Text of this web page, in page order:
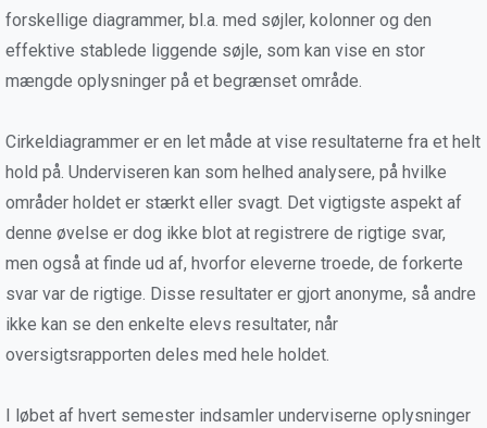
forskellige diagrammer, bl.a. med søjler, kolonner og den
effektive stablede liggende søjle, som kan vise en stor
mængde oplysninger på et begrænset område.
Cirkeldiagrammer er en let måde at vise resultaterne fra et helt
hold på. Underviseren kan som helhed analysere, på hvilke
områder holdet er stærkt eller svagt. Det vigtigste aspekt af
denne øvelse er dog ikke blot at registrere de rigtige svar,
men også at finde ud af, hvorfor eleverne troede, de forkerte
svar var de rigtige. Disse resultater er gjort anonyme, så andre
ikke kan se den enkelte elevs resultater, når
oversigtsrapporten deles med hele holdet.
I løbet af hvert semester indsamler underviserne oplysninger